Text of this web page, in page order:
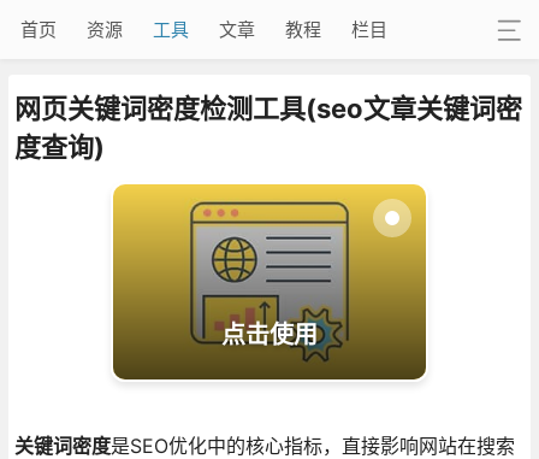
首页 资源 工具 文章 教程 栏目
网页关键词密度检测工具(seo文章关键词密
度查询)
点击使用
关键词密度是SEO优化中的核心指标，直接影响网站在搜索